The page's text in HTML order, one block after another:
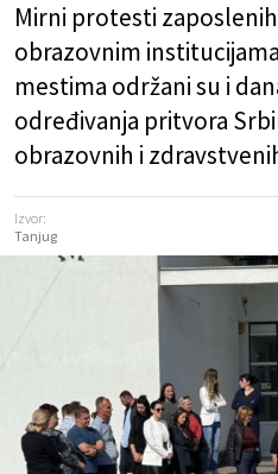
Mirni protesti
obrazovnim
mestima održani su i
određivanja pritvora
obrazovnih i
Izvor:
Tanjug